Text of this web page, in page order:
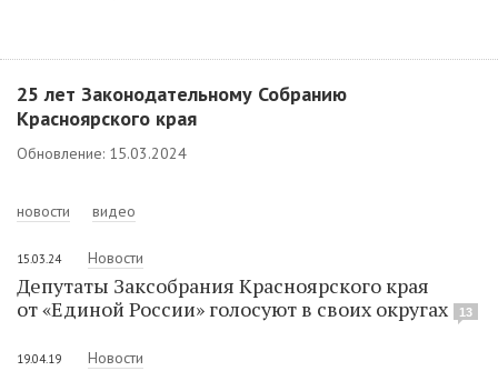
25 лет Законодательному Собранию
Красноярского края
Обновление: 15.03.2024
новости видео
15.03.24 Новости
Депутаты Заксобрания Красноярского края
от «Единой России» голосуют в своих округах
13
19.04.19 Новости